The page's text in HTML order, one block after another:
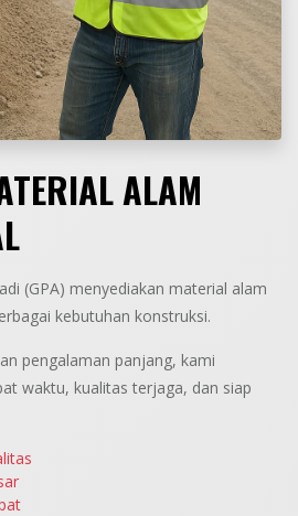
ALAM
(GPA) menyediakan material alam
kebutuhan konstruksi.
pengalaman panjang, kami
waktu, kualitas terjaga, dan siap